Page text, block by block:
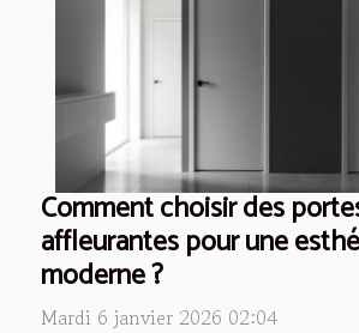
Comment choisir des
affleurantes pour une
moderne ?
Mardi 6 janvier 2026 02:04